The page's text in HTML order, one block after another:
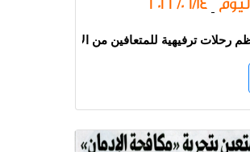
-
2022/06/14
رحلات ترفيهية للمتعافين من الإدمان